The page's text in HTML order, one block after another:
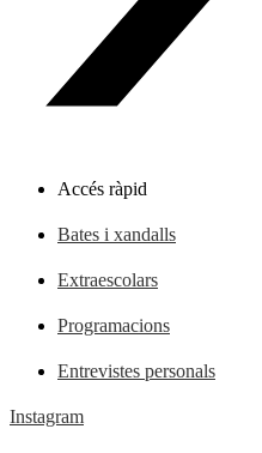
Accés ràpid
Bates i xandalls
Extraescolars
Programacions
Entrevistes personals
Instagram